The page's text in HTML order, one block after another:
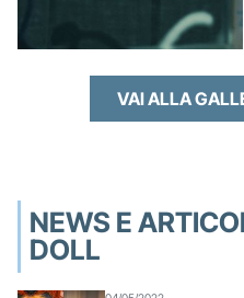
VAI ALLA
NEWS E
DOLL